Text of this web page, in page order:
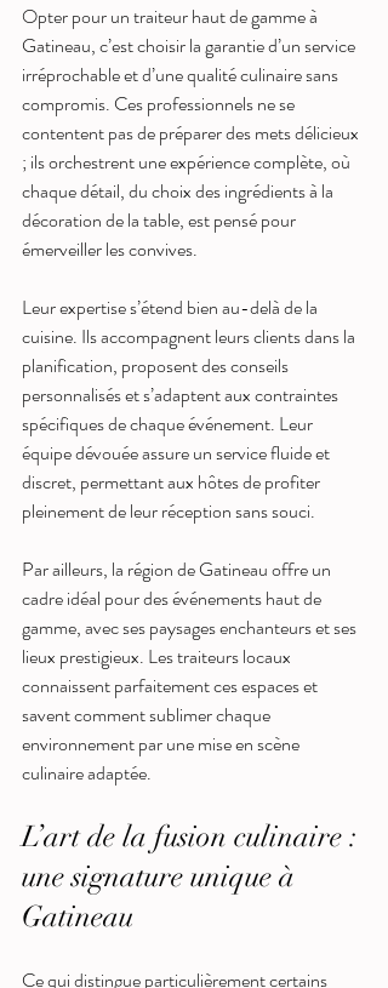
Opter pour un traiteur haut de gamme à
Gatineau, c’est choisir la garantie d’un service
irréprochable et d’une qualité culinaire sans
compromis. Ces professionnels ne se
contentent pas de préparer des mets délicieux
; ils orchestrent une expérience complète, où
chaque détail, du choix des ingrédients à la
décoration de la table, est pensé pour
émerveiller les convives.
Leur expertise s’étend bien au-delà de la
cuisine. Ils accompagnent leurs clients dans la
planification, proposent des conseils
personnalisés et s’adaptent aux contraintes
spécifiques de chaque événement. Leur
équipe dévouée assure un service fluide et
discret, permettant aux hôtes de profiter
pleinement de leur réception sans souci.
Par ailleurs, la région de Gatineau offre un
cadre idéal pour des événements haut de
gamme, avec ses paysages enchanteurs et ses
lieux prestigieux. Les traiteurs locaux
connaissent parfaitement ces espaces et
savent comment sublimer chaque
environnement par une mise en scène
culinaire adaptée.
L’art de la fusion culinaire :
une signature unique à
Gatineau
Ce qui distingue particulièrement certains